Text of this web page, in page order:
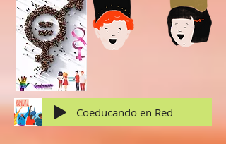
Coeducando en Red